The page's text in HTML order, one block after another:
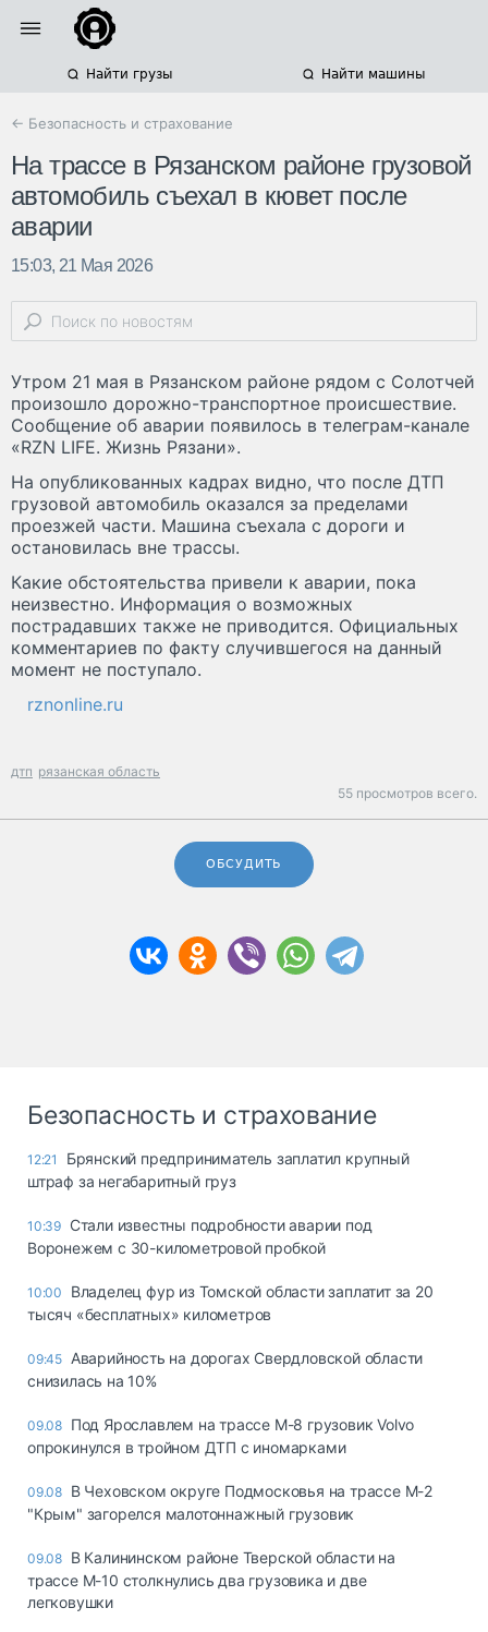
Найти грузы Найти машины
← Безопасность и страхование
На трассе в Рязанском районе грузовой
автомобиль съехал в кювет после
аварии
15:03, 21 Мая 2026
Утром 21 мая в Рязанском районе рядом с Солотчей
произошло дорожно-транспортное происшествие.
Сообщение об аварии появилось в телеграм-канале
«RZN LIFE. Жизнь Рязани».
На опубликованных кадрах видно, что после ДТП
грузовой автомобиль оказался за пределами
проезжей части. Машина съехала с дороги и
остановилась вне трассы.
Какие обстоятельства привели к аварии, пока
неизвестно. Информация о возможных
пострадавших также не приводится. Официальных
комментариев по факту случившегося на данный
момент не поступало.
rznonline.ru
дтп рязанская область
55 просмотров всего.
ОБСУДИТЬ
Безопасность и страхование
12:21
Брянский предприниматель заплатил крупный
штраф за негабаритный груз
10:39 Стали известны подробности аварии под
Воронежем с 30-километровой пробкой
10:00
Владелец фур из Томской области заплатит за 20
тысяч «бесплатных» километров
09:45 Аварийность на дорогах Свердловской области
снизилась на 10%
09.08 Под Ярославлем на трассе М-8 грузовик Volvo
опрокинулся в тройном ДТП с иномарками
09.08 В Чеховском округе Подмосковья на трассе М-2
"Крым" загорелся малотоннажный грузовик
09.08 В Калининском районе Тверской области на
трассе М-10 столкнулись два грузовика и две
легковушки